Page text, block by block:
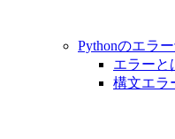
Pythonのエラ
エラーと
構文エラ